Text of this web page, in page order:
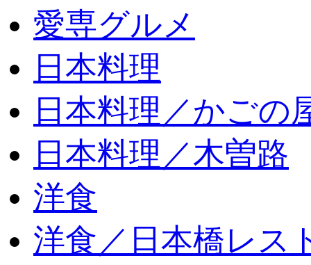
愛専グルメ
日本料理
日本料理／かごの
日本料理／木曽路
洋食
洋食／日本橋レス